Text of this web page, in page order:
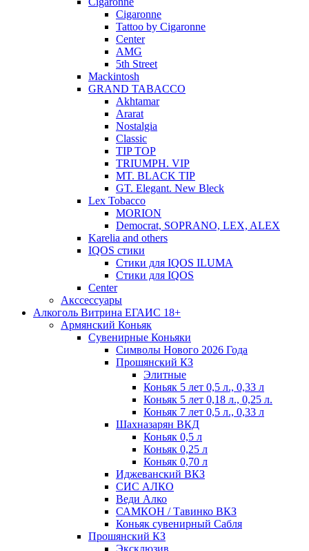
Cigaronne
Tattoo by Cigaronne
Center
AMG
5th Street
Mackintosh
GRAND TABACCO
Akhtamar
Ararat
Nostalgia
Classic
TIP TOP
TRIUMPH. VIP
MT. BLACK TIP
GT. Elegant. New Bleck
Lex Tobacco
MORION
Democrat, SOPRANO, LEX, ALEX
Karelia and others
IQOS стики
Стики для IQOS ILUMA
Стики для IQOS
Сenter
Акссессуары
Алкоголь Витрина ЕГАИС 18+
Армянский Коньяк
Сувенирные Коньяки
Символы Нового 2026 Года
Прошянский КЗ
Элитные
Коньяк 5 лет 0,5 л., 0,33 л
Коньяк 5 лет 0,18 л., 0,25 л.
Коньяк 7 лет 0,5 л., 0,33 л
Шахназарян ВКД
Коньяк 0,5 л
Коньяк 0,25 л
Коньяк 0,70 л
Иджеванский ВКЗ
СИС АЛКО
Веди Алко
САМКОН / Тавинко ВКЗ
Коньяк сувенирный Сабля
Прошянский КЗ
Эксклюзив